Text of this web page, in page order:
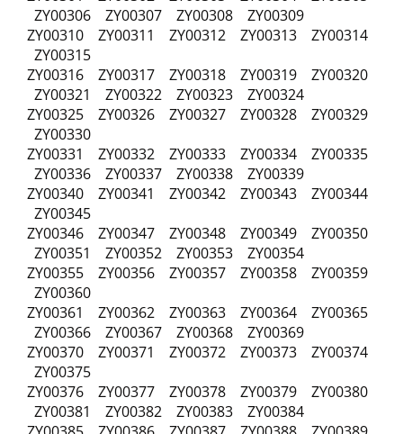
ZY00306 ZY00307 ZY00308 ZY00309
ZY00310 ZY00311 ZY00312 ZY00313 ZY00314
ZY00315
ZY00316 ZY00317 ZY00318 ZY00319 ZY00320
ZY00321 ZY00322 ZY00323 ZY00324
ZY00325 ZY00326 ZY00327 ZY00328 ZY00329
ZY00330
ZY00331 ZY00332 ZY00333 ZY00334 ZY00335
ZY00336 ZY00337 ZY00338 ZY00339
ZY00340 ZY00341 ZY00342 ZY00343 ZY00344
ZY00345
ZY00346 ZY00347 ZY00348 ZY00349 ZY00350
ZY00351 ZY00352 ZY00353 ZY00354
ZY00355 ZY00356 ZY00357 ZY00358 ZY00359
ZY00360
ZY00361 ZY00362 ZY00363 ZY00364 ZY00365
ZY00366 ZY00367 ZY00368 ZY00369
ZY00370 ZY00371 ZY00372 ZY00373 ZY00374
ZY00375
ZY00376 ZY00377 ZY00378 ZY00379 ZY00380
ZY00381 ZY00382 ZY00383 ZY00384